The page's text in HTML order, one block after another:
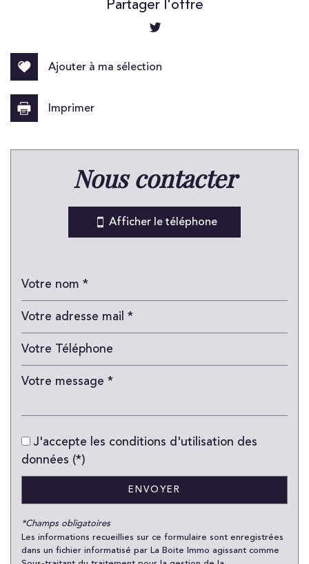
Leaflet|©JawgMaps|© OpenStreetMap
Collège
École primaire
Enseignement supérieur
Lycée
Gare ferroviaire
Mairie
Presse et Tabac
statistiques
Nombre d'habitants
59 239
Propriétaires (vs. locataires)
Partager l'offre
Ajouter à ma sélection
Imprimer
nous contacter
Afficher le téléphone
J'accepte les conditions d'utilisation des
données (*)
ENVOYER
*Champs obligatoires
Les informations recueillies sur ce formulaire sont enregistrées
dans un fichier informatisé par La Boite Immo agissant comme